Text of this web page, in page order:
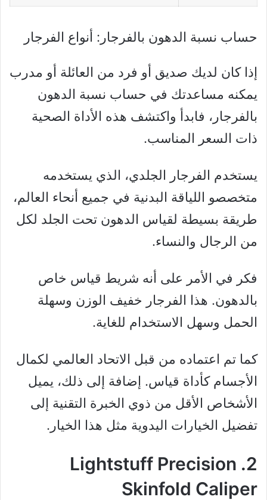
حساب نسبة الدهون بالفرجار: أنواع الفرجار
إذا كان لديك صديق أو فرد من العائلة أو مدرب
يمكنه مساعدتك في حساب نسبة الدهون
بالفرجار، فابدأ واكتشف هذه الأداة الصحية
ذات السعر المناسب.
يستخدم الفرجار الجلدي، الذي يستخدمه
متخصصو اللياقة البدنية في جميع أنحاء العالم،
طريقة بسيطة لقياس الدهون تحت الجلد لكل
من الرجال والنساء.
فكر في الأمر على أنه شريط قياس خاص
بالدهون. هذا الفرجار خفيف الوزن وسهلة
الحمل وسهل الاستخدام للغاية.
كما تم اعتماده من قبل الاتحاد العالمي لكمال
الأجسام كأداة قياس. إضافة إلى ذلك، يميل
الأشخاص الأقل من ذوي الخبرة التقنية إلى
تفضيل الخيارات اليدوية مثل هذا الخيار.
2. Lightstuff Precision
Skinfold Caliper